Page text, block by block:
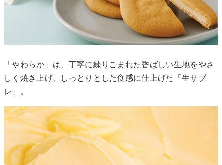
「やわらか」は、丁寧に練りこまれた香ばしい生地をやさ
しく焼き上げ、しっとりとした食感に仕上げた「生サブ
レ」。